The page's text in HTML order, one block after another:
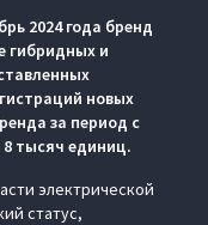
2024 года бренд
гибридных и
новых
за период с
8 тысяч единиц.
электрической
статус,